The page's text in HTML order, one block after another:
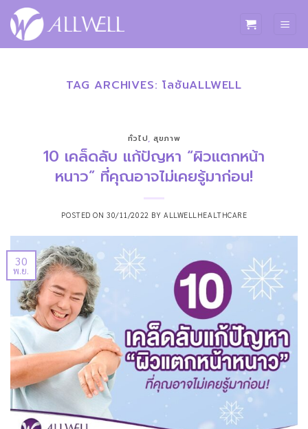
ข้าม
ไป
TAG ARCHIVES:โลชันALLWELL
ทั่วไป,สุขภาพ
10 เคล็ดลับ แก้ปัญหา “ผิวแตกหน้า
หนาว” ที่คุณอาจไม่เคยรู้มาก่อน!
POSTED ON30/11/2022 BY ALLWELLHEALTHCARE
30
พ.ย.